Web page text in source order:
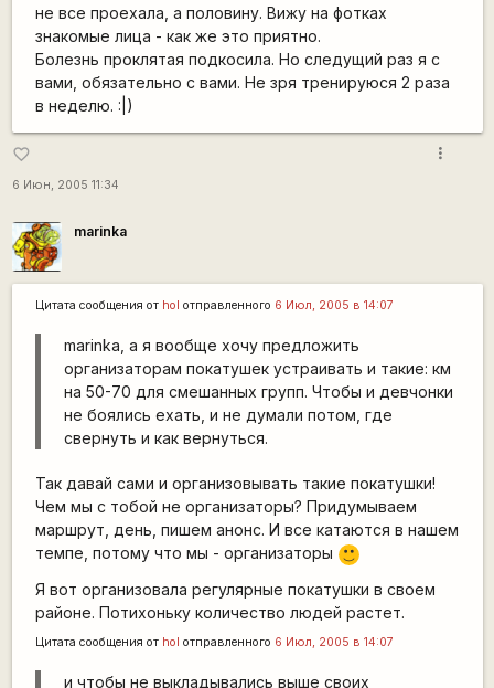
не все проехала, а половину. Вижу на фотках
знакомые лица - как же это приятно.
Болезнь проклятая подкосила. Но следущий раз я с
вами, обязательно с вами. Не зря тренируюся 2 раза
в неделю. :|)
favorite_border
6 Июн, 2005 11:34
more_vert
marinka
Цитата сообщения от hol отправленного 6 Июл, 2005 в 14:07
marinka, а я вообще хочу предложить
организаторам покатушек устраивать и такие: км
на 50-70 для смешанных групп. Чтобы и девчонки
не боялись ехать, и не думали потом, где
свернуть и как вернуться.
Так давай сами и организовывать такие покатушки!
Чем мы с тобой не организаторы? Придумываем
маршрут, день, пишем анонс. И все катаются в нашем
темпе, потому что мы - организаторы
:)
Я вот организовала регулярные покатушки в своем
районе. Потихоньку количество людей растет.
Цитата сообщения от hol отправленного 6 Июл, 2005 в 14:07
и чтобы не выкладывались выше своих